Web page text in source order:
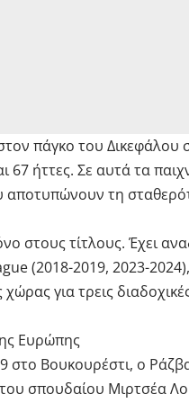
πάγκο του Δικεφάλου
67 ήττες. Σε αυτά τα
αποτυπώνουν τη
στους τίτλους. Έχει
(2018-2019, 2023-
για τρεις
Ευρώπης
στο Βουκουρέστι, ο
του σπουδαίου Μιρτσέα